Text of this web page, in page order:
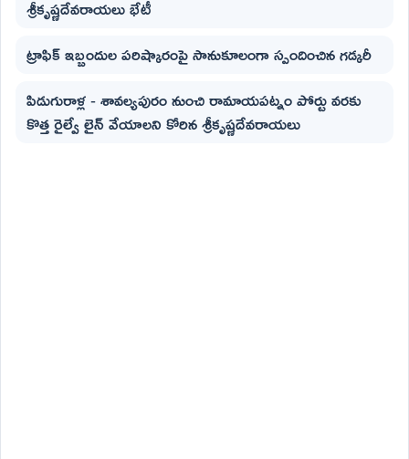
శ్రీకృష్ణదేవరాయలు భేటీ
ట్రాఫిక్ ఇబ్బందుల పరిష్కారంపై సానుకూలంగా స్పందించిన గడ్కరీ
పిడుగురాళ్ల - శావల్యపురం నుంచి రామాయపట్నం పోర్టు వరకు
కొత్త రైల్వే లైన్ వేయాలని కోరిన శ్రీకృష్ణదేవరాయలు